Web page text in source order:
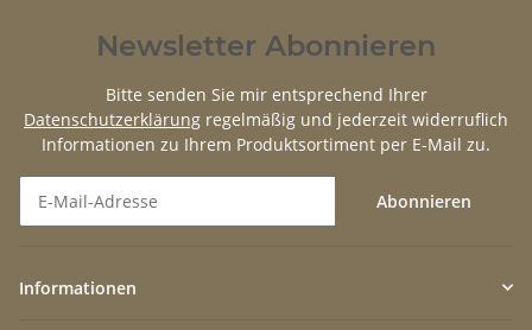
Newsletter Abonnieren
Bitte senden Sie mir entsprechend Ihrer
Datenschutzerklärung regelmäßig und jederzeit widerruflich
Informationen zu Ihrem Produktsortiment per E-Mail zu.
Abonnieren
Informationen